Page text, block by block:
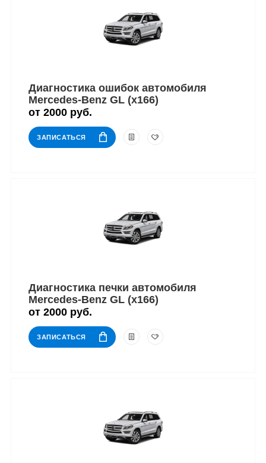
Диагностика ошибок автомобиля
Mercedes-Benz GL (x166)
от 2000 руб.
ЗАПИСАТЬСЯ
Диагностика печки автомобиля
Mercedes-Benz GL (x166)
от 2000 руб.
ЗАПИСАТЬСЯ